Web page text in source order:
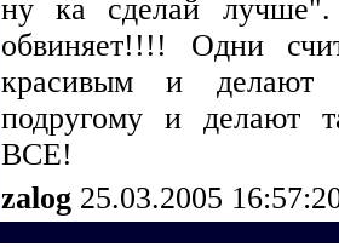
ну ка сделай
обвиняет!!!! Одни
красивым и делают
подругому и делают
ВСЕ!
zalog 25.03.2005